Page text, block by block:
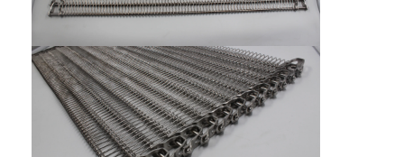
Treillis métallique haute température
Nourriture Mesh Belt
Bande transporteuse en nid d'abeille
Plat de chaîne de convoyeur